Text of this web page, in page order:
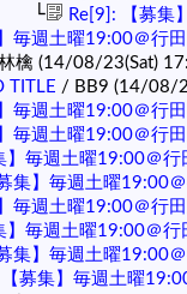
Re[9]: 【募集
毎週土曜19:00＠行
檎 (14/08/23(Sat)
TITLE / BB9 (14/08/
毎週土曜19:00＠行
毎週土曜19:00＠行
】毎週土曜19:00＠行
集】毎週土曜19:00
毎週土曜19:00＠行
】毎週土曜19:00＠行
集】毎週土曜19:00
【募集】毎週土曜